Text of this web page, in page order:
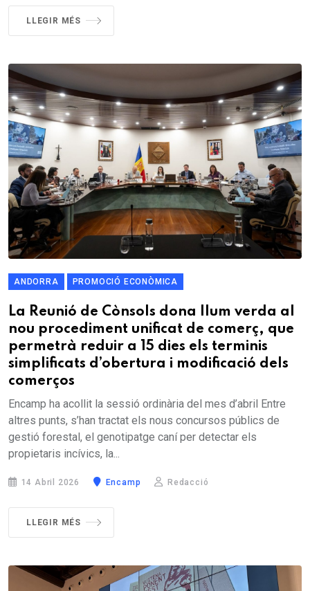
LLEGIR MÉS
ANDORRA PROMOCIÓ ECONÒMICA
La Reunió de Cònsols dona llum verda al
nou procediment unificat de comerç, que
permetrà reduir a 15 dies els terminis
simplificats d’obertura i modificació dels
comerços
Encamp ha acollit la sessió ordinària del mes d’abril Entre
altres punts, s’han tractat els nous concursos públics de
gestió forestal, el genotipatge caní per detectar els
propietaris incívics, la...
14 Abril 2026 Encamp Redacció
LLEGIR MÉS